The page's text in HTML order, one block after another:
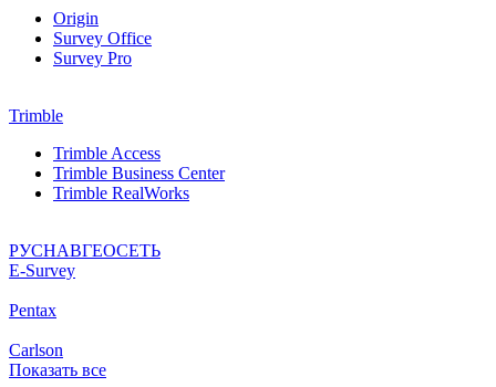
Origin
Survey Office
Survey Pro
Trimble
Trimble Access
Trimble Business Center
Trimble RealWorks
РУСНАВГЕОСЕТЬ
Е-Survey
Pentax
Carlson
Показать все